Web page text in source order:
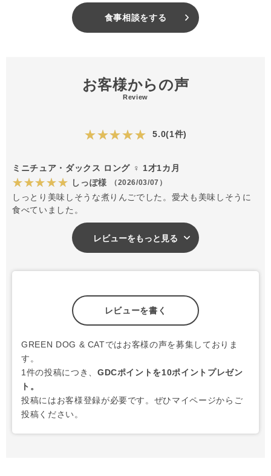
食事相談をする
お客様からの声
Review
★★★★★ 5.0(1件)
ミニチュア・ダックス ロング ♀ 1才1カ月
★★★★★ しっぽ様 （2026/03/07）
しっとり美味しそうな煮りんごでした。愛犬も美味しそうに
食べていました。
レビューをもっと見る
レビューを書く
GREEN DOG & CATではお客様の声を募集しておりま
す。
1件の投稿につき、 GDCポイントを10ポイントプレゼン
ト。
投稿にはお客様登録が必要です。ぜひマイページからご
投稿ください。